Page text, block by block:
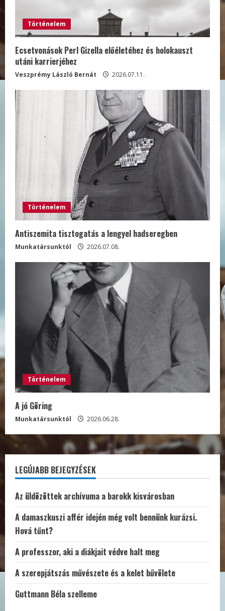
Történelem
Ecsetvonások Perl Gizella előéletéhez és holokauszt
utáni karrierjéhez
Veszprémy László Bernát 2026.07.11.
Történelem
Antiszemita tisztogatás a lengyel hadseregben
Munkatársunktól 2026.07.08.
Történelem
A jó Göring
Munkatársunktól 2026.06.28.
LEGÚJABB BEJEGYZÉSEK
Az üldözöttek archívuma a barokk kisvárosban
A damaszkuszi affér idején még volt bennünk kurázsi.
Hová tűnt?
A professzor, aki a diákjait védve halt meg
A szerepjátszás művészete és a kelet bűvölete
Guttmann Béla szelleme